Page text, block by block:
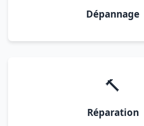
Dépannage
🔨
Réparation